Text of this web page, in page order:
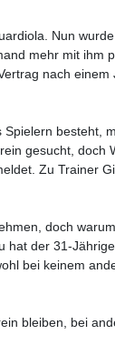
Nun
mehr mit ihm
nach einem
Spielern besteht,
gesucht, doch
Zu Trainer
doch
hat der 31-
bei keinem
bleiben, bei